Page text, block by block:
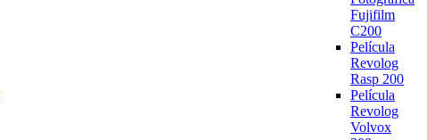
Fujifilm
C200
Película
Revolog
Rasp 200
Película
Revolog
Volvox